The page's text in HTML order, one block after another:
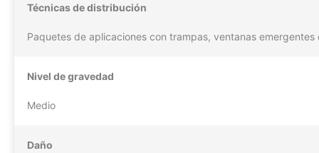
Técnicas de distribución
Paquetes de aplicaciones con trampas, ventanas
Nivel de gravedad
Medio
Daño